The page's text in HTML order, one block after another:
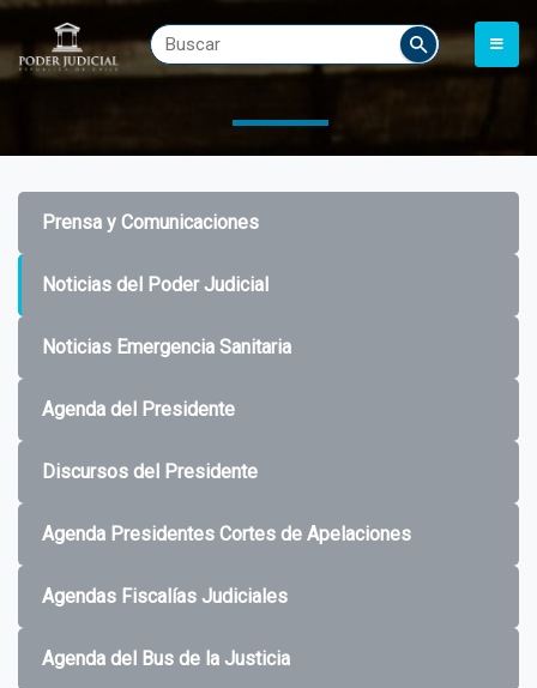
Prensa y Comunicaciones
Noticias del Poder Judicial
Noticias Emergencia Sanitaria
Agenda del Presidente
Discursos del Presidente
Agenda Presidentes Cortes de Apelaciones
Agendas Fiscalías Judiciales
Agenda del Bus de la Justicia